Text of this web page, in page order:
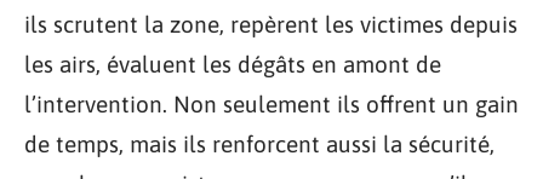
ils scrutent la zone, repèrent les victimes depuis
les airs, évaluent les dégâts en amont de
l’intervention. Non seulement ils offrent un gain
de temps, mais ils renforcent aussi la sécurité,